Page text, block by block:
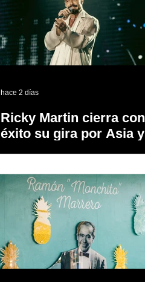
Ricky Martin cierra con
éxito su gira por Asia y
hace 2 días